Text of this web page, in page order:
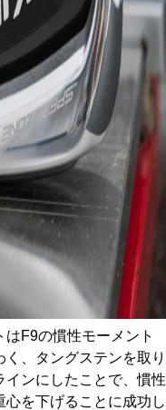
F9の慣性モーメント
、タングステンを取り
ンにしたことで、慣性
を下げることに成功し